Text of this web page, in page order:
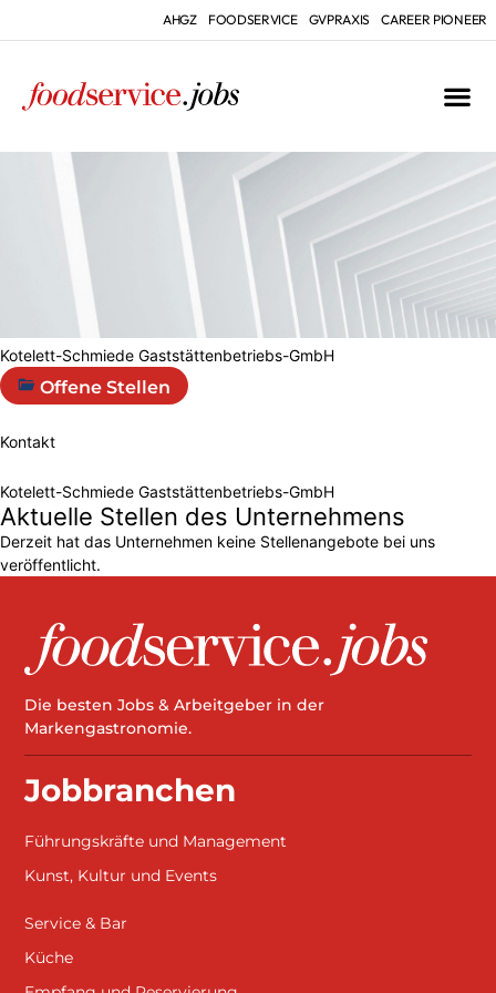
AHGZ FOODSERVICE GVPRAXIS CAREER PIONEER
Kotelett-Schmiede Gaststättenbetriebs-GmbH
Offene Stellen
Kontakt
Kotelett-Schmiede Gaststättenbetriebs-GmbH
Aktuelle Stellen des Unternehmens
Derzeit hat das Unternehmen keine Stellenangebote bei uns
veröffentlicht.
Die besten Jobs & Arbeitgeber in der
Markengastronomie.
Jobbranchen
Führungskräfte und Management
Kunst, Kultur und Events
Service & Bar
Küche